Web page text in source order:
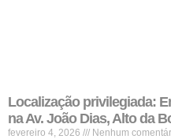
Localização privilegiada:
na Av. João Dias, Alto da
fevereiro 4, 2026 Nenhum